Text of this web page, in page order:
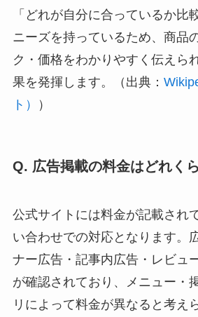
「どれが自分に合っているか比
ニーズを持っているため、商品
ク・価格をわかりやすく伝えら
果を発揮します。（出典：
ト）
）
Q. 広告掲載の料金はどれく
公式サイトには料金が記載され
い合わせでの対応となります。
ナー広告・記事内広告・レビュ
が確認されており、メニュー・
リによって料金が異なると考え